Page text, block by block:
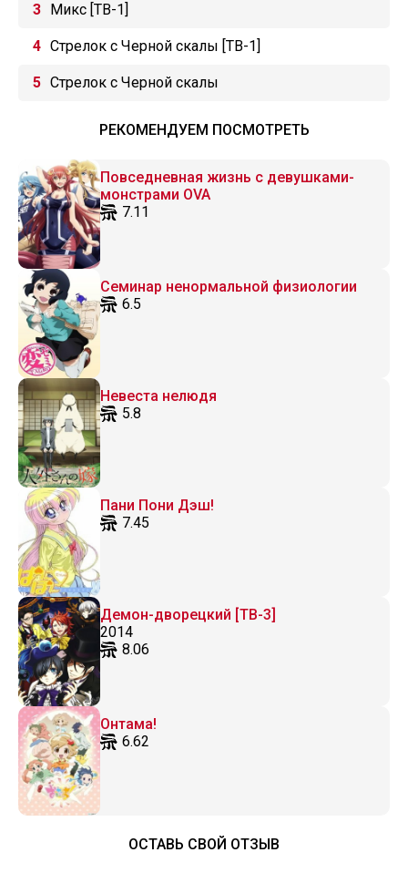
Микс [ТВ-1]
Стрелок с Черной скалы [ТВ-1]
Стрелок с Черной скалы
РЕКОМЕНДУЕМ ПОСМОТРЕТЬ
Повседневная жизнь с девушками-
монстрами OVA
7.11
Семинар ненормальной физиологии
6.5
Невеста нелюдя
5.8
Пани Пони Дэш!
7.45
Демон-дворецкий [ТВ-3]
2014
8.06
Онтама!
6.62
ОСТАВЬ СВОЙ ОТЗЫВ